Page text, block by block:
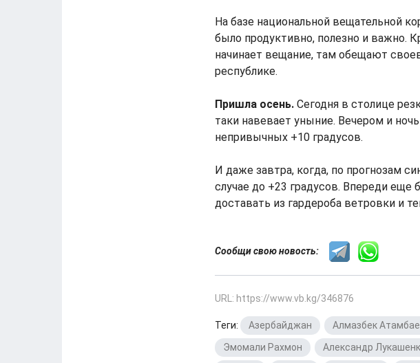
На базе национальной вещательной
было продуктивно, полезно и важно.
начинает вещание, там обещают
республике.
Пришла осень. Сегодня в столице
таки навевает уныние. Вечером и
непривычных +10 градусов.
И даже завтра, когда, по прогнозам
случае до +23 градусов. Впереди еще
доставать из гардероба ветровки и
Сообщи свою новость:
URL: https://www.vb.kg/346876
Теги: Азербайджан Алмазбек
Эмомали Рахмон
Александр